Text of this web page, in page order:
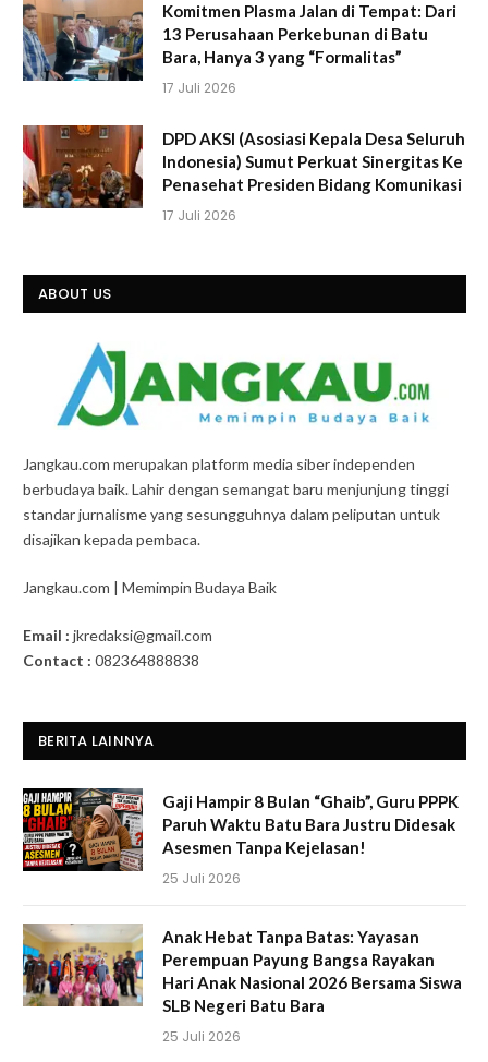
Komitmen Plasma Jalan di Tempat: Dari
13 Perusahaan Perkebunan di Batu
Bara, Hanya 3 yang “Formalitas”
17 Juli 2026
DPD AKSI (Asosiasi Kepala Desa Seluruh
Indonesia) Sumut Perkuat Sinergitas Ke
Penasehat Presiden Bidang Komunikasi
17 Juli 2026
ABOUT US
Jangkau.com merupakan platform media siber independen
berbudaya baik. Lahir dengan semangat baru menjunjung tinggi
standar jurnalisme yang sesungguhnya dalam peliputan untuk
disajikan kepada pembaca.
Jangkau.com | Memimpin Budaya Baik
Email : jkredaksi@gmail.com
Contact : 082364888838
BERITA LAINNYA
Gaji Hampir 8 Bulan “Ghaib”, Guru PPPK
Paruh Waktu Batu Bara Justru Didesak
Asesmen Tanpa Kejelasan!
25 Juli 2026
Anak Hebat Tanpa Batas: Yayasan
Perempuan Payung Bangsa Rayakan
Hari Anak Nasional 2026 Bersama Siswa
SLB Negeri Batu Bara
25 Juli 2026